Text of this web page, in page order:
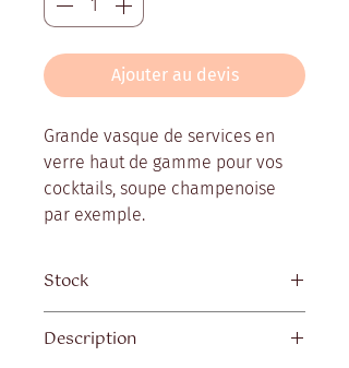
Ajouter au devis
Grande vasque de services en
verre haut de gamme pour vos
cocktails, soupe champenoise
par exemple.
Stock
Description